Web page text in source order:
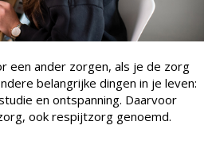
een ander zorgen, als je de zorg
belangrijke dingen in je leven:
en ontspanning. Daarvoor
ook respijtzorg genoemd.